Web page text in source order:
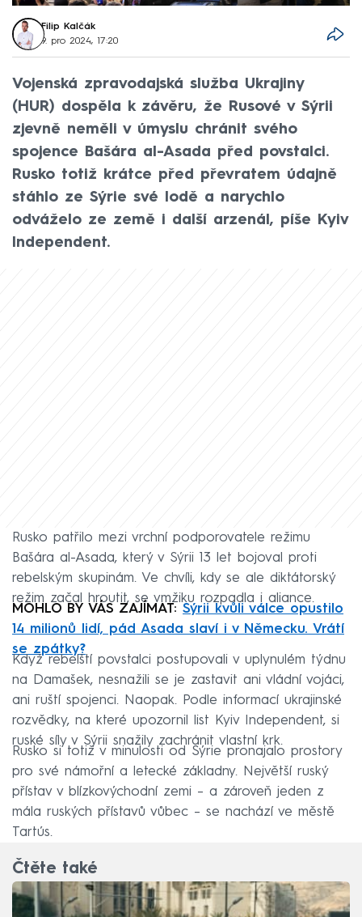
Filip Kalčák
9. pro 2024, 17:20
Vojenská zpravodajská služba Ukrajiny
(HUR) dospěla k závěru, že Rusové v Sýrii
zjevně neměli v úmyslu chránit svého
spojence Bašára al-Asada před povstalci.
Rusko totiž krátce před převratem údajně
stáhlo ze Sýrie své lodě a narychlo
odváželo ze země i další arzenál, píše Kyiv
Independent.
Rusko patřilo mezi vrchní podporovatele režimu
Bašára al-Asada, který v Sýrii 13 let bojoval proti
rebelským skupinám. Ve chvíli, kdy se ale diktátorský
režim začal hroutit, se vmžiku rozpadla i aliance.
MOHLO BY VÁS ZAJÍMAT: Sýrii kvůli válce opustilo
14 milionů lidí, pád Asada slaví i v Německu. Vrátí
se zpátky?
Když rebelští povstalci postupovali v uplynulém týdnu
na Damašek, nesnažili se je zastavit ani vládní vojáci,
ani ruští spojenci. Naopak. Podle informací ukrajinské
rozvědky, na které upozornil list Kyiv Independent, si
ruské síly v Sýrii snažily zachránit vlastní krk.
Rusko si totiž v minulosti od Sýrie pronajalo prostory
pro své námořní a letecké základny. Největší ruský
přístav v blízkovýchodní zemi – a zároveň jeden z
mála ruských přístavů vůbec – se nachází ve městě
Tartús.
Čtěte také